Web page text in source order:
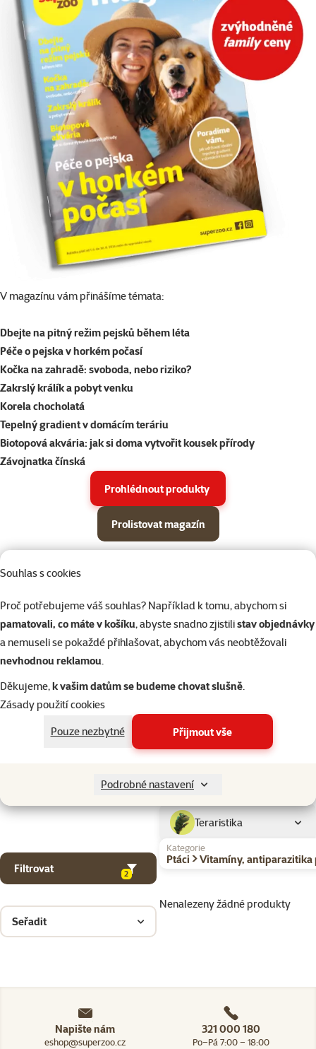
Souhlas s cookies
Proč potřebujeme váš souhlas? Například k tomu, abychom si
pamatovali, co máte v košíku, abyste snadno zjistilistav objednávky
a nemuseli se pokaždé přihlašovat, abychom vás neobtěžovali
nevhodnou reklamou.
Děkujeme,k vašim datům se budeme chovat slušně.
Zásady použití cookies
Pouze nezbytné
Přijmout vše
Podrobné nastavení
V magazínu vám přinášíme témata:
Dbejte na pitný režim pejsků během léta
Péče o pejska v horkém počasí
Kočka na zahradě: svoboda, nebo riziko?
Zakrslý králík a pobyt venku
Korela chocholatá
Tepelný gradient v domácím teráriu
Biotopová akvária: jak si doma vytvořit kousek přírody
Závojnatka čínská
Prohlédnout produkty
Prolistovat magazín
Kočky
Drobní savci
Ptáci
Teraristika
Parametrický filtr
Filtrovat 2
Vybrané filtry
Kategorie
Ptáci > Vitamíny,
Seřadit
Produkty v akci Super zoo magazín léto 2026
Nenalezeny žádné produkty
Napište nám
eshop@superzoo.cz
321 000 180
Po–Pá 7:00 – 18:00